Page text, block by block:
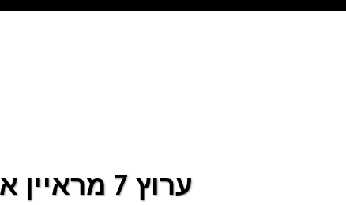
ערוץ 7 מראיין את מיכאל פרוינד לרגל סמינר בארץ ליהודי פולין